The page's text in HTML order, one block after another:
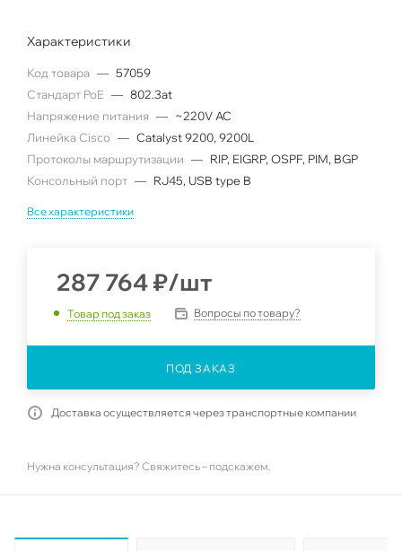
Характеристики
Код товара — 57059
Cтандарт PoE — 802.3at
Напряжение питания — ~220V AC
Линейка Cisco — Catalyst 9200, 9200L
Протоколы маршрутизации — RIP, EIGRP, OSPF, PIM, BGP
Консольный порт — RJ45, USB type B
Все характеристики
287 764₽/шт
Товар под заказ Вопросы по товару?
ПОД ЗАКАЗ
Доставка осуществляется через транспортные компании
Нужна консультация? Свяжитесь – подскажем.